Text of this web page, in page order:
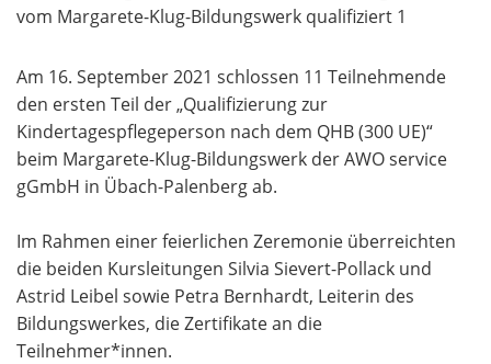
Am 16. September 2021 schlossen 11 Teilnehmende
den ersten Teil der „Qualifizierung zur
Kindertagespflegeperson nach dem QHB (300 UE)“
beim Margarete-Klug-Bildungswerk der AWO service
gGmbH in Übach-Palenberg ab.
Im Rahmen einer feierlichen Zeremonie überreichten
die beiden Kursleitungen Silvia Sievert-Pollack und
Astrid Leibel sowie Petra Bernhardt, Leiterin des
Bildungswerkes, die Zertifikate an die
Teilnehmer*innen.